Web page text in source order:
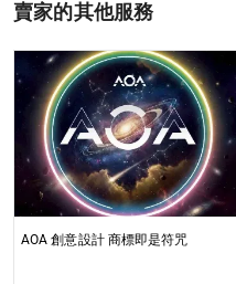
賣家的其他服務
AOA 創意設計 商標即是符咒